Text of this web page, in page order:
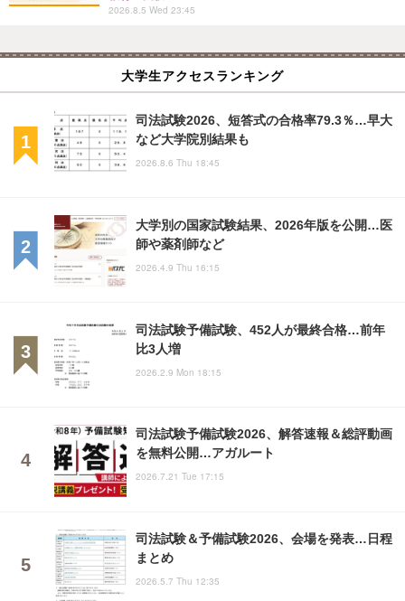
2026.8.5 Wed 23:45
大学生アクセスランキング
司法試験2026、短答式の合格率79.3％…早大
など大学院別結果も
2026.8.6 Thu 18:45
大学別の国家試験結果、2026年版を公開…医
師や薬剤師など
2026.4.9 Thu 16:15
司法試験予備試験、452人が最終合格…前年
比3人増
2026.2.9 Mon 18:15
司法試験予備試験2026、解答速報＆総評動画
を無料公開…アガルート
2026.7.21 Tue 17:15
司法試験＆予備試験2026、会場を発表…日程
まとめ
2026.5.7 Thu 12:35